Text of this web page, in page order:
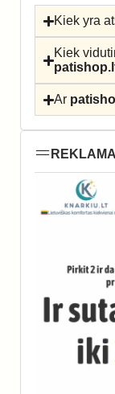
Kiek yra
Kiek
Ar
REKLAMA